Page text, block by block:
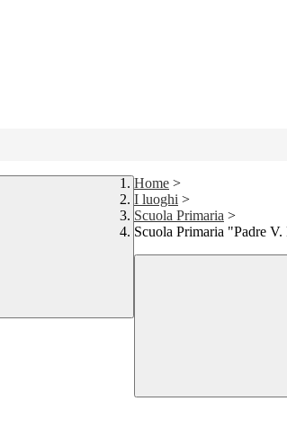
Home >
I luoghi >
Scuola Primaria >
Scuola Primaria "Padre V.